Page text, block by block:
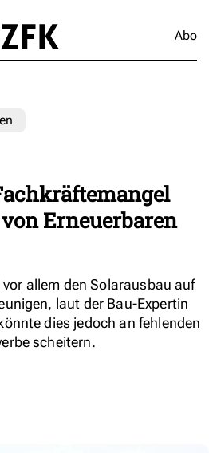
Abo
Erneuerbaren
allem den Solarausbau auf
laut der Bau-Expertin
dies jedoch an fehlenden
scheitern.